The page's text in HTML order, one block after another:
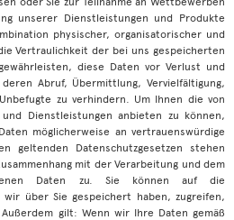
unserer Dienstleistungen und Produkte
physischer, organisatorischer und
Vertraulichkeit der bei uns gespeicherten
diese Daten vor Verlust und
Abruf, Übermittlung, Vervielfältigung,
zu verhindern. Um Ihnen die von
Dienstleistungen anbieten zu können,
möglicherweise an vertrauenswürdige
geltenden Datenschutzgesetzen stehen
mit der Verarbeitung und dem
Daten zu. Sie können auf die
wir über Sie gespeichert haben, zugreifen,
gilt: Wenn wir Ihre Daten gemäß